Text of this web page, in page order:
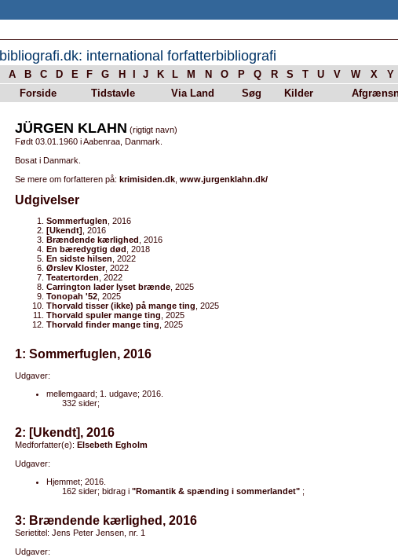
bibliografi.dk: international forfatterbibliografi
A B C D E F G H J K L M N O P Q R S T U V W X Y
Forside
Tidstavle Via Land Søg Kilder
JÜRGEN KLAHN (rigtigt navn)
Født 03.01.1960 i Aabenraa, Danmark.
Bosat i Danmark.
Se mere om forfatteren på: krimisiden.dk www.jurgenklahn.dk/
Udgivelser
Sommerfuglen , 2016
[Ukendt] , 2016
Brændende kærlighed , 2016
En bæredygtig død , 2018
En sidste hilsen , 2022
Ørslev Kloster, 2022
Teatertorden , 2022
Carrington lader lyset brænde , 2025
Tonopah '52 , 2025
Thorvald tisser (ikke) på mange ting , 2025
Thorvald spuler mange ting , 2025
Thorvald finder mange ting , 2025
1: Sommerfuglen, 2016
Udgaver:
mellemgaard; 1. udgave; 2016.
332 sider;
2: [Ukendt], 2016
Medforfatter(e): Elsebeth Egholm
Udgaver:
Hjemmet; 2016.
162 sider; bidrag i "Romantik & spænding i sommerlandet" ;
3: Brændende kærlighed, 2016
Serietitel: Jens Peter Jensen, nr. 1
Udgaver: